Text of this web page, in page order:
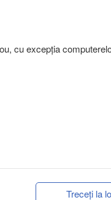
cu excepţia
Treceți la